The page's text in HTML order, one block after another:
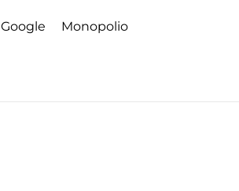
Google Monopolio